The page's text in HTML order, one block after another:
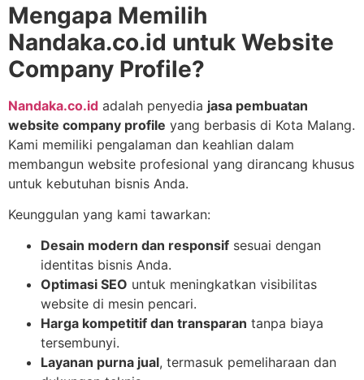
Mengapa Memilih
Nandaka.co.id untuk Website
Company Profile?
Nandaka.co.id adalah penyedia jasa pembuatan
website company profile yang berbasis di Kota Malang.
Kami memiliki pengalaman dan keahlian dalam
membangun website profesional yang dirancang khusus
untuk kebutuhan bisnis Anda.
Keunggulan yang kami tawarkan:
Desain modern dan responsif sesuai dengan
identitas bisnis Anda.
Optimasi SEO untuk meningkatkan visibilitas
website di mesin pencari.
Harga kompetitif dan transparan tanpa biaya
tersembunyi.
Layanan purna jual, termasuk pemeliharaan dan